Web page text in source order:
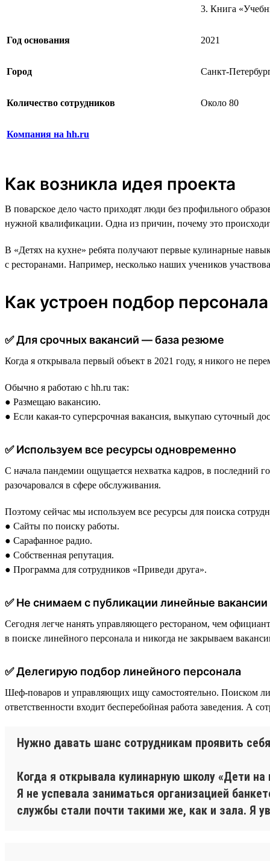
3. Книга
Год основания 2021
Город Санкт-
Количество сотрудников Около 80
Компания на hh.ru
Как возникла идея проекта
В поварское дело часто приходят люди без профильного
нужной квалификации. Одна из причин, почему это
В «Детях на кухне» ребята получают первые кулинарные
с ресторанами. Например, несколько наших учеников
Как устроен подбор персонала
✅ Для срочных вакансий — база резюме
Когда я открывала первый объект в 2021 году, я никого не
Обычно я работаю с hh.ru так:
● Размещаю вакансию.
● Если какая-то суперсрочная вакансия, выкупаю суточный
✅ Используем все ресурсы одновременно
С начала пандемии ощущается нехватка кадров, в последний
разочаровался в сфере обслуживания.
Поэтому сейчас мы используем все ресурсы для поиска
● Сайты по поиску работы.
● Сарафанное радио.
● Собственная репутация.
● Программа для сотрудников «Приведи друга».
✅ Не снимаем с публикации линейные вакансии
Сегодня легче нанять управляющего рестораном, чем
в поиске линейного персонала и никогда не закрываем
✅ Делегирую подбор линейного персонала
Шеф-поваров и управляющих ищу самостоятельно. Поиском
ответственности входит бесперебойная работа заведения. А
Нужно давать шанс сотрудникам проявить себя
Когда я открывала кулинарную школу «Дети
Я не успевала заниматься организацией
службы стали почти такими же, как и зала. Я